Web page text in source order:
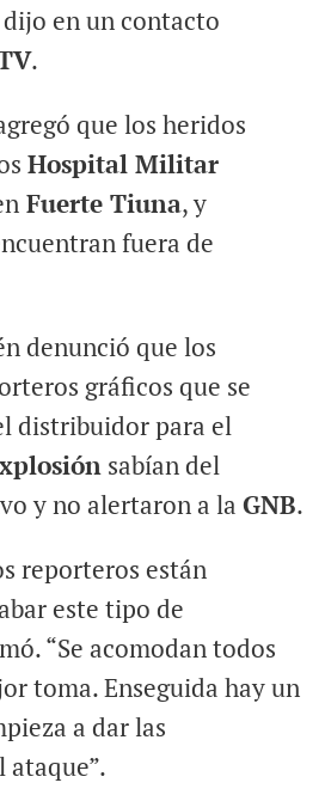
en un contacto
.
que los heridos
Hospital Militar
Fuerte Tiuna, y
fuera de
denunció que los
gráficos que se
distribuidor para el
sabían del
y no alertaron a la GNB.
reporteros están
este tipo de
“Se acomodan todos
toma. Enseguida hay un
a dar las
ataque”.